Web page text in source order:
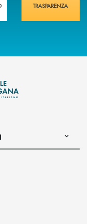
TRASPARENZA